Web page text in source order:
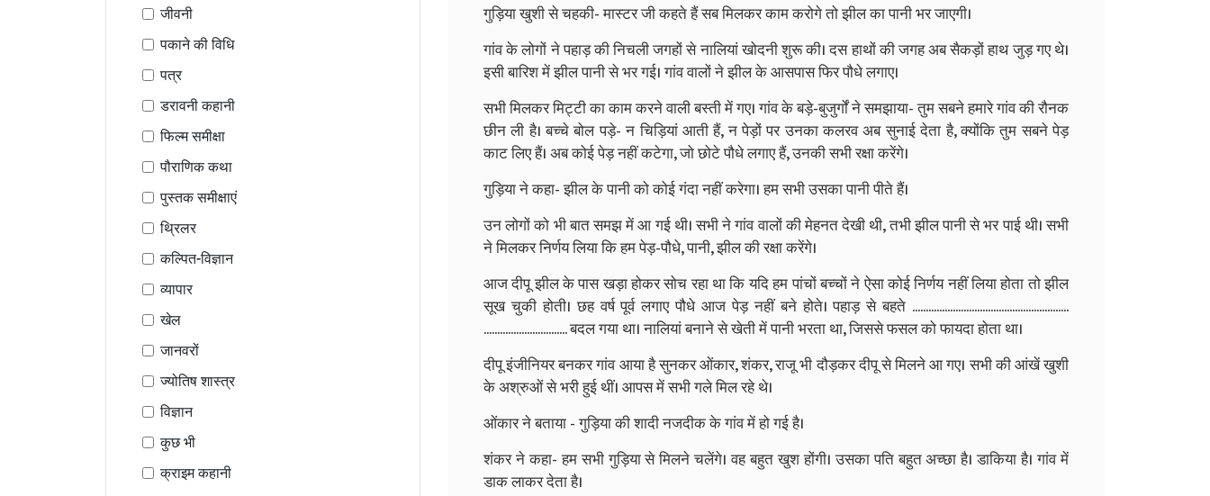
जीवनी
पकाने की विधि
पत्र
डरावनी कहानी
फिल्म समीक्षा
पौराणिक कथा
पुस्तक समीक्षाएं
थ्रिलर
कल्पित-विज्ञान
व्यापार
खेल
जानवरों
ज्योतिष शास्त्र
विज्ञान
कुछ भी
क्राइम कहानी
गुड़िया खुशी से चहकी- मास्टर जी कहते हैं सब मिलकर काम करोगे तो झील का पानी भर जाएगी।
गांव के लोगों ने पहाड़ की निचली जगहों से नालियां खोदनी शुरू की। दस हाथों की जगह अब सैकड़ों हाथ जुड़ गए थे।
इसी बारिश में झील पानी से भर गई। गांव वालों ने झील के आसपास फिर पौधे लगाए।
सभी मिलकर मिट्टी का काम करने वाली बस्ती में गए। गांव के बड़े-बुजुर्गों ने समझाया- तुम सबने हमारे गांव की रौनक
छीन ली है। बच्चे बोल पड़े- न चिड़ियां आती हैं, न पेड़ों पर उनका कलरव अब सुनाई देता है, क्योंकि तुम सबने पेड़
काट लिए हैं। अब कोई पेड़ नहीं कटेगा, जो छोटे पौधे लगाए हैं, उनकी सभी रक्षा करेंगे।
गुड़िया ने कहा- झील के पानी को कोई गंदा नहीं करेगा। हम सभी उसका पानी पीते हैं।
उन लोगों को भी बात समझ में आ गई थी। सभी ने गांव वालों की मेहनत देखी थी, तभी झील पानी से भर पाई थी। सभी
ने मिलकर निर्णय लिया कि हम पेड़-पौधे, पानी, झील की रक्षा करेंगे।
आज दीपू झील के पास खड़ा होकर सोच रहा था कि यदि हम पांचों बच्चों ने ऐसा कोई निर्णय नहीं लिया होता तो झील
सूख चुकी होती। छह वर्ष पूर्व लगाए पौधे आज पेड़ नहीं बने होते। पहाड़ से बहते ..........................................................
............................... बदल गया था। नालियां बनाने से खेती में पानी भरता था, जिससे फसल को फायदा होता था।
दीपू इंजीनियर बनकर गांव आया है सुनकर ओंकार, शंकर, राजू भी दौड़कर दीपू से मिलने आ गए। सभी की आंखें खुशी
के अश्रुओं से भरी हुई थीं। आपस में सभी गले मिल रहे थे।
ओंकार ने बताया - गुड़िया की शादी नजदीक के गांव में हो गई है।
शंकर ने कहा- हम सभी गुड़िया से मिलने चलेंगे। वह बहुत खुश होंगी। उसका पति बहुत अच्छा है। डाकिया है। गांव में
डाक लाकर देता है।